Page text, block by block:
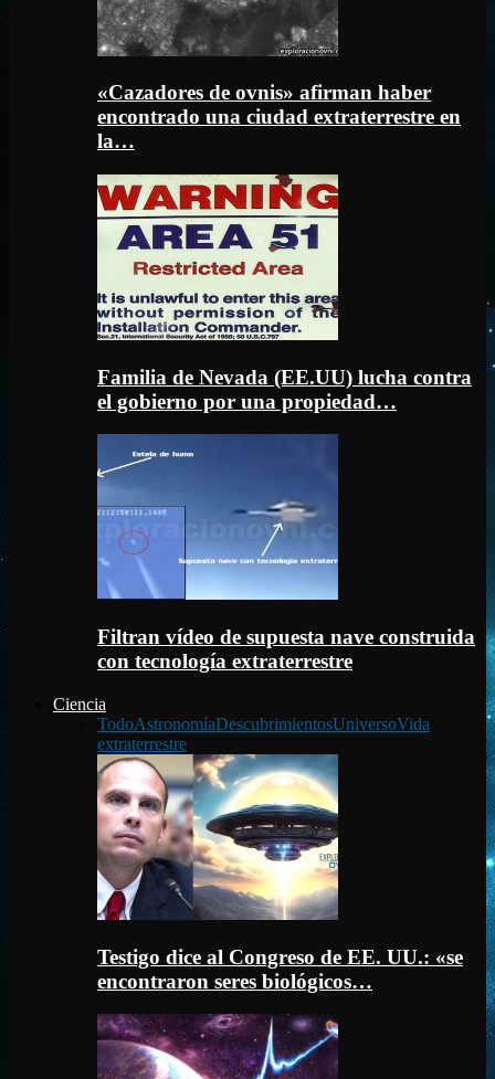
«Cazadores de ovnis» afirman haber
encontrado una ciudad extraterrestre en
la…
Familia de Nevada (EE.UU) lucha contra
el gobierno por una propiedad…
Filtran vídeo de supuesta nave construida
con tecnología extraterrestre
Ciencia
TodoAstronomíaDescubrimientosUniversoVida
extraterrestre
Testigo dice al Congreso de EE. UU.: «se
encontraron seres biológicos…